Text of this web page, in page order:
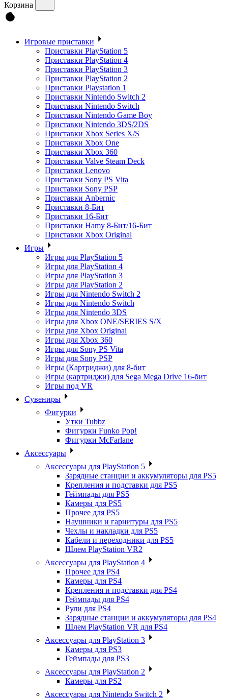
Корзина
Игровые приставки
Приставки PlayStation 5
Приставки PlayStation 4
Приставки PlayStation 3
Приставки PlayStation 2
Приставки Playstation 1
Приставки Nintendo Switch 2
Приставки Nintendo Switch
Приставки Nintendo Game Boy
Приставки Nintendo 3DS/2DS
Приставки Xbox Series X/S
Приставки Xbox One
Приставки Xbox 360
Приставки Valve Steam Deck
Приставки Lenovo
Приставки Sony PS Vita
Приставки Sony PSP
Приставки Anbernic
Приставки 8-Бит
Приставки 16-Бит
Приставки Hamy 8-Бит/16-Бит
Приставки Xbox Original
Игры
Игры для PlayStation 5
Игры для PlayStation 4
Игры для PlayStation 3
Игры для PlayStation 2
Игры для Nintendo Switch 2
Игры для Nintendo Switch
Игры для Nintendo 3DS
Игры для Xbox ONE/SERIES S/X
Игры для Xbox Original
Игры для Xbox 360
Игры для Sony PS Vita
Игры для Sony PSP
Игры (Картриджи) для 8-бит
Игры (картриджи) для Sega Mega Drive 16-бит
Игры под VR
Сувениры
Фигурки
Утки Tubbz
Фигурки Funko Pop!
Фигурки McFarlane
Аксессуары
Аксессуары для PlayStation 5
Зарядные станции и аккумуляторы для PS5
Крепления и подставки для PS5
Геймпады для PS5
Камеры для PS5
Прочее для PS5
Наушники и гарнитуры для PS5
Чехлы и накладки для PS5
Кабели и переходники для PS5
Шлем PlayStation VR2
Аксессуары для PlayStation 4
Прочее для PS4
Камеры для PS4
Крепления и подставки для PS4
Геймпады для PS4
Рули для PS4
Зарядные станции и аккумуляторы для PS4
Шлем PlayStation VR для PS4
Аксессуары для PlayStation 3
Камеры для PS3
Геймпады для PS3
Аксессуары для PlayStation 2
Камеры для PS2
Аксессуары для Nintendo Switch 2